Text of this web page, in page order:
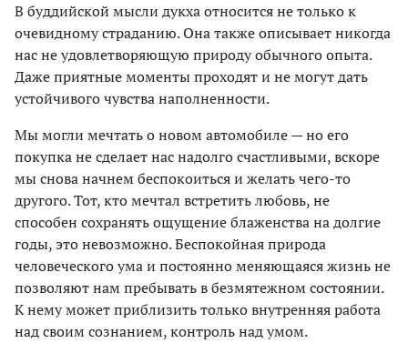
В буддийской мысли дукха относится не только к
очевидному страданию. Она также описывает никогда
нас не удовлетворяющую природу обычного опыта.
Даже приятные моменты проходят и не могут дать
устойчивого чувства наполненности.
Мы могли мечтать о новом автомобиле — но его
покупка не сделает нас надолго счастливыми, вскоре
мы снова начнем беспокоиться и желать чего-то
другого. Тот, кто мечтал встретить любовь, не
способен сохранять ощущение блаженства на долгие
годы, это невозможно. Беспокойная природа
человеческого ума и постоянно меняющаяся жизнь не
позволяют нам пребывать в безмятежном состоянии.
К нему может приблизить только внутренняя работа
над своим сознанием, контроль над умом.